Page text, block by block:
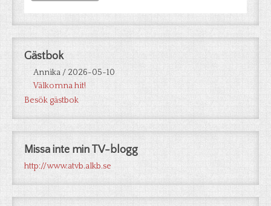
Gästbok
Annika/ 2026-05-10
Välkomna hit!
Besök gästbok
Missa inte min TV-blogg
http://www.atvb.alkb.se